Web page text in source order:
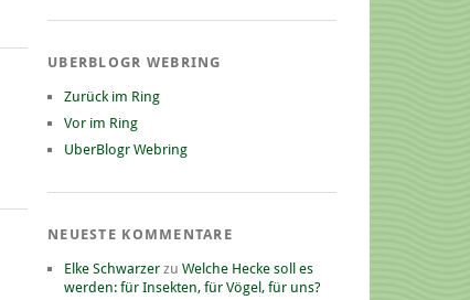
UBERBLOGR WEBRING
Zurück im Ring
Vor im Ring
UberBlogr Webring
NEUESTE KOMMENTARE
Elke Schwarzer zu Welche Hecke soll es
werden: für Insekten, für Vögel, für uns?